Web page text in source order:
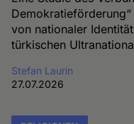
von nationaler
türkischen
Stefan Laurin
27.07.2026